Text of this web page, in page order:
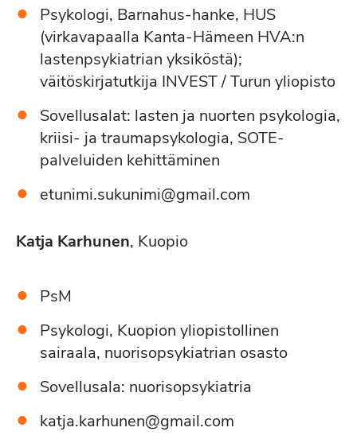
Psykologi, Barnahus-hanke, HUS
(virkavapaalla Kanta-Hämeen HVA:n
lastenpsykiatrian yksiköstä);
väitöskirjatutkija INVEST / Turun yliopisto
Sovellusalat: lasten ja nuorten psykologia,
kriisi- ja traumapsykologia, SOTE-
palveluiden kehittäminen
etunimi.sukunimi@gmail.com
Katja Karhunen, Kuopio
PsM
Psykologi, Kuopion yliopistollinen
sairaala, nuorisopsykiatrian osasto
Sovellusala: nuorisopsykiatria
katja.karhunen@gmail.com